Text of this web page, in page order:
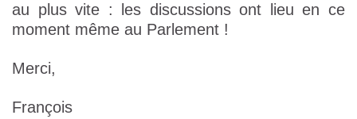
au plus vite : les discussions ont lieu en ce
moment même au Parlement !
Merci,
François